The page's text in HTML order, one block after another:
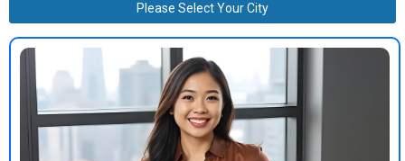
Please Select Your City